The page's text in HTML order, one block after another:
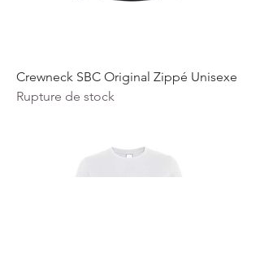
Crewneck SBC Original Zippé Unisexe
Rupture de stock